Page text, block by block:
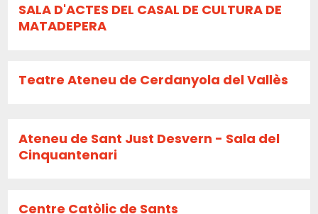
SALA D'ACTES DEL CASAL DE CULTURA DE
MATADEPERA
Teatre Ateneu de Cerdanyola del Vallès
Ateneu de Sant Just Desvern - Sala del
Cinquantenari
Centre Catòlic de Sants